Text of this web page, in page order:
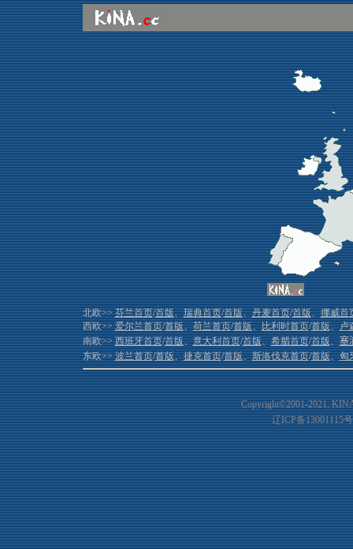
北欧>>芬兰首页/首版、瑞典首页/首版、丹麦首页/首版、挪威首
西欧>>爱尔兰首页/首版、荷兰首页/首版、比利时首页/首版、卢
南欧>>西班牙首页/首版、意大利首页/首版、希腊首页/首版、塞
东欧>>波兰首页/首版、捷克首页/首版、斯洛伐克首页/首版、匈
Copyright©2001-2021,
辽ICP备13001115